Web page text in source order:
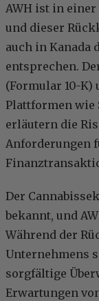
AWH ist in
und dieser
auch in Kanada
entsprechen.
(Formular 10-K)
Plattformen wie
erläutern die
Anforderungen
Der
bekannt, und
Während der
Unternehmens
sorgfältige
Erwartungen